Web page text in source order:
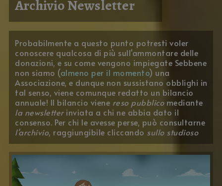
Archivio Newsletter
Probabilmente a questo punto potresti voler
conoscere qualcosa di più sull'ammontare delle
donazioni, e su come vengono impiegate Sebbene
non siamo (almeno per il momento) una
Associazione, e dunque non sussistano obblighi in
tal senso, viene comunque redatto un bilancio
annuale! Il bilancio viene reso pubblicomediante
la newsletterinviata a chi ne abbia dato il
consenso. Per chi le avesse perse, può consultarne
l'archivio, raggiungibile cliccando sullo studioso